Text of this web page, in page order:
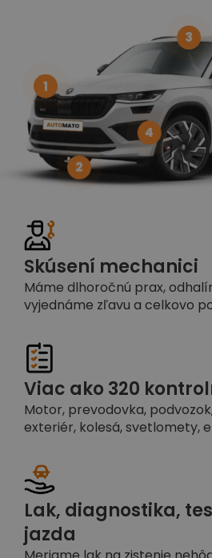
Skúsení mechanici
Máme dlhoročnú prax,
vyjednáme zľavu a celkovo
Viac ako 320
Motor, prevodovka,
exteriér, kolesá, svetlomety,
Lak, diagnostika,
jazda
1
2
3
4